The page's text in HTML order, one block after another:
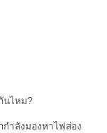
นไหม?
ำลังมองหาไฟส่อง